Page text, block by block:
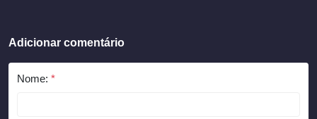
Adicionar comentário
Nome: *